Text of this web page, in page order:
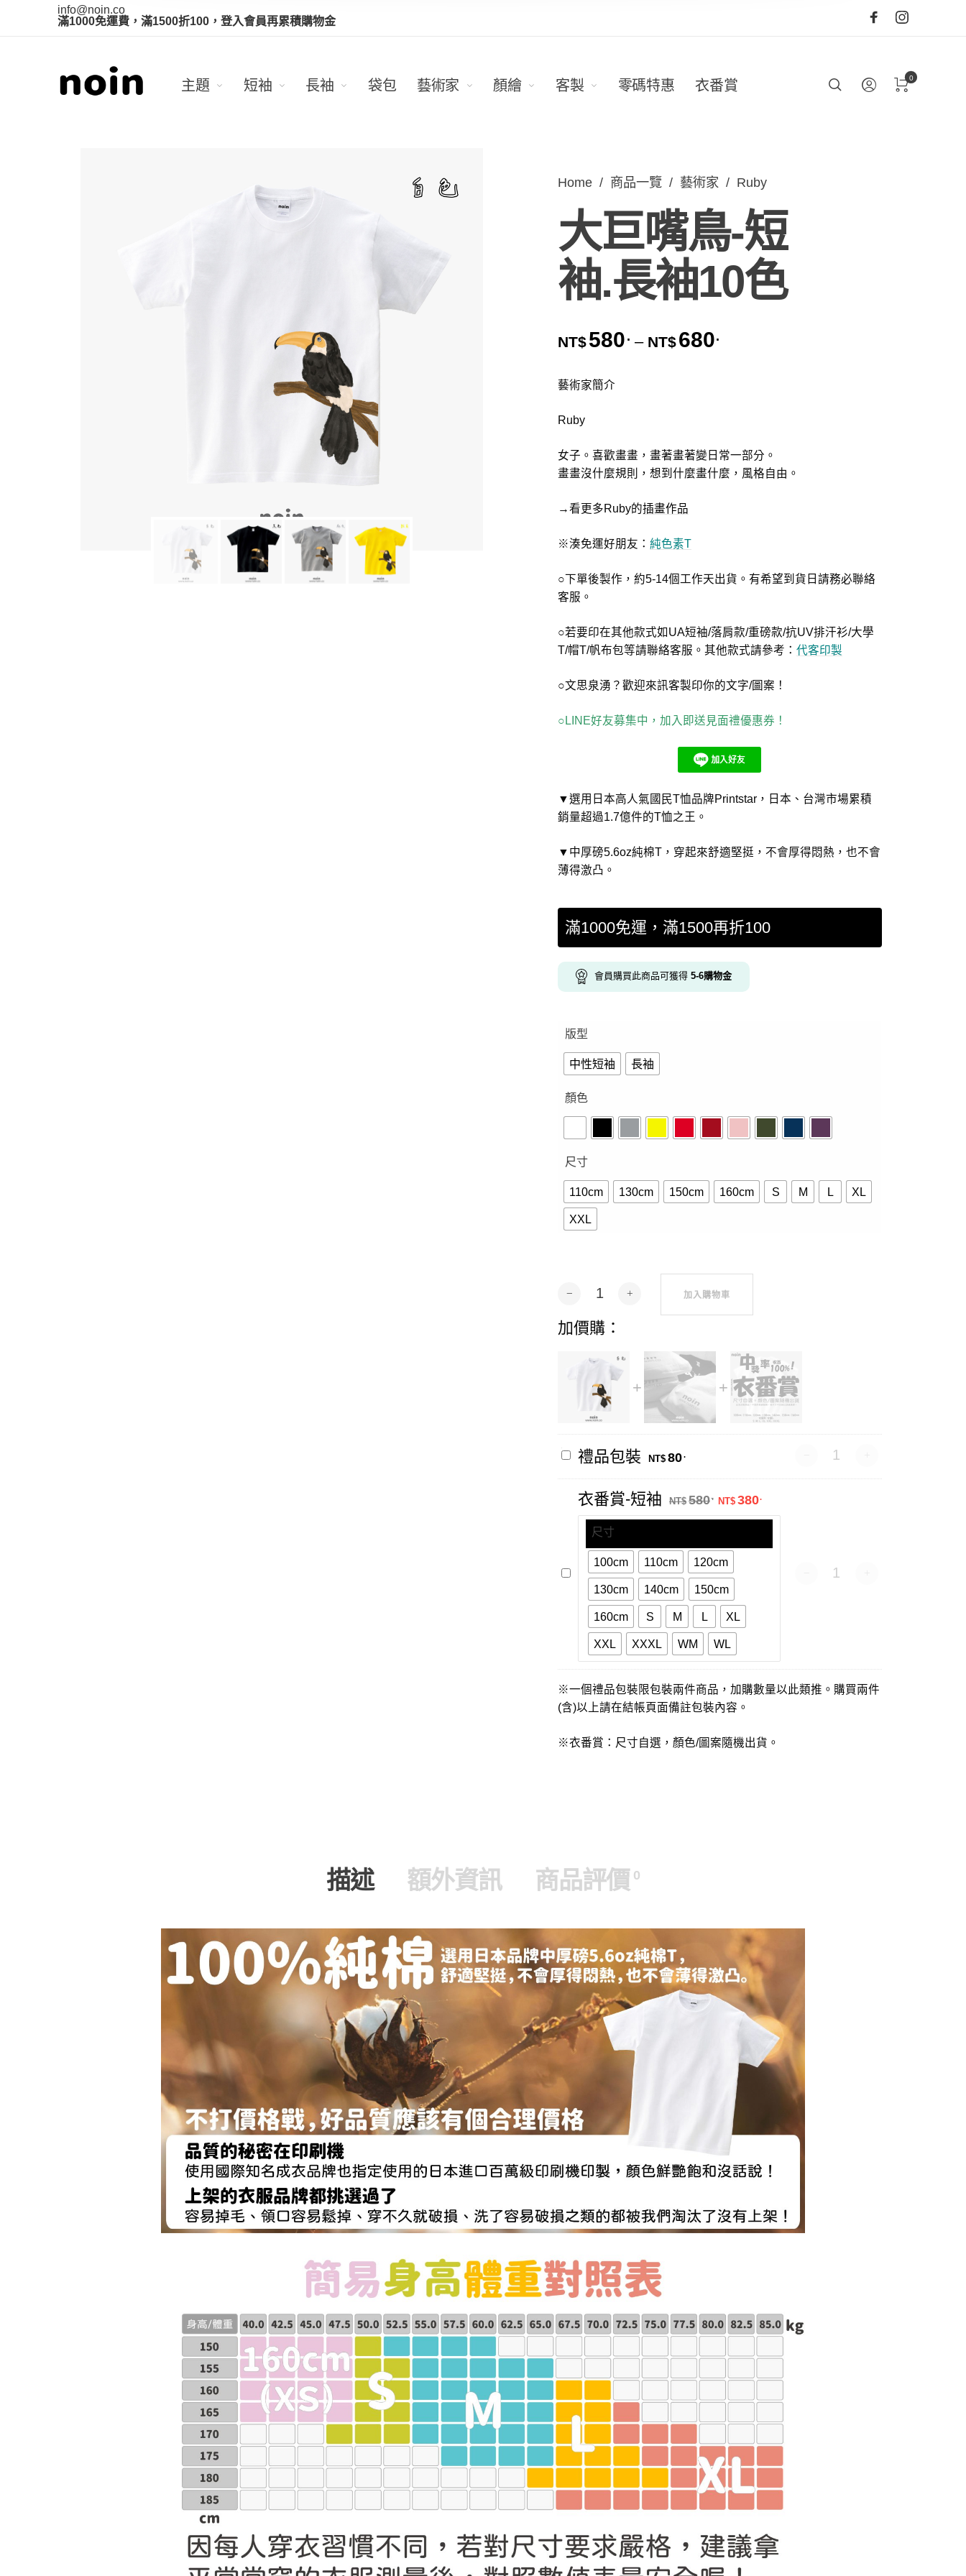
info@noin.co
滿1000免運費，滿1500折100，登入會員再累積購物金
主題 短袖 長袖 袋包 藝術家 顏繪 客製 零碼特惠 衣番賞 0
Home / 商品一覽 / 藝術家 / Ruby
大巨嘴鳥-短
袖.長袖10色
NT$580 . – NT$680.
藝術家簡介
Ruby
女子。喜歡畫畫，畫著畫著變日常一部分。
畫畫沒什麼規則，想到什麼畫什麼，風格自由。
→看更多Ruby的插畫作品
※湊免運好朋友： 純色素T
○下單後製作，約5-14個工作天出貨。有希望到貨日請務必聯絡
客服。
○若要印在其他款式如UA短袖/落肩款/重磅款/抗UV排汗衫/大學
T/帽T/帆布包等請聯絡客服。其他款式請參考： 代客印製
○文思泉湧？歡迎來訊客製印你的文字/圖案！
○LINE好友募集中，加入即送見面禮優惠券！
▼選用日本高人氣國民T恤品牌Printstar，日本、台灣市場累積
銷量超過1.7億件的T恤之王。
▼中厚磅5.6oz純棉T，穿起來舒適堅挺，不會厚得悶熱，也不會
薄得激凸。
滿1000免運，滿1500再折100
會員購買此商品可獲得 5-6購物金
版型
中性短袖 長袖
顏色
尺寸
110cm 130cm 150cm 160cm S M L XL
XXL
大巨嘴鳥-短袖.長袖10色 數量
加入購物車
Alternative:
加價購：
禮
品
包
禮品包裝 NT$ 80. 禮品包裝 數量
衣
番
衣番賞-短袖 NT$ 580. 原始價格：NT$580.。
NT$ 380.目前價格：NT$380.。
尺寸
100cm 110cm 120cm
130cm 140cm 150cm
160cm S M L XL
XXL XXXL WM WL
衣番賞-短袖 數量
※一個禮品包裝限包裝兩件商品，加購數量以此類推。購買兩件
(含)以上請在結帳頁面備註包裝內容。
※衣番賞：尺寸自選，顏色/圖案隨機出貨。
描述 額外資訊 商品評價 0